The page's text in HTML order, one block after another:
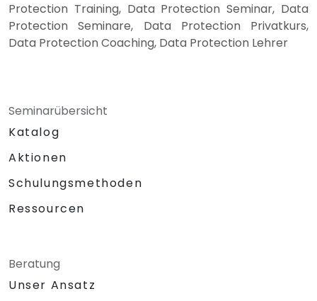
Protection Training, Data Protection Seminar, Data
Protection Seminare, Data Protection Privatkurs,
Data Protection Coaching, Data Protection Lehrer
Seminarübersicht
Katalog
Aktionen
Schulungsmethoden
Ressourcen
Beratung
Unser Ansatz